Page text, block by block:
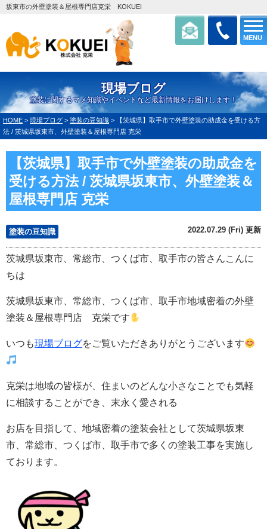
MENU
坂東市の外壁塗装＆屋根専門店克栄 KOKUEI
現場ブログ
塗装に関するマメ知識やイベントなど最新情報をお届けします！
HOME > 現場ブログ > 塗装の豆知識 >
【茨城県】取手市で外壁塗装の助成金を受ける方
法 / 茨城県坂東市、外壁塗装＆屋根専門店 克栄
【茨城県】取手市で外壁塗装の助成金を
受ける方法 / 茨城県坂東市、外壁塗装＆
屋根専門店 克栄
塗装の豆知識 2022.07.29 (Fri) 更新
茨城県坂東市、常総市、つくば市、取手市の皆さんこんに
ちは
茨城県坂東市、常総市、つくば市、取手市地域密着の外壁
塗装＆屋根専門店 克栄です
いつも現場ブログをご覧いただきありがとうございます
克栄は地域の皆様が、住まいのどんな小さなことでも気軽
に相談することができ、末永く愛される
お店を目指して、地域密着の塗装会社として茨城県坂東
市、常総市、つくば市、取手市で多くの塗装工事を実施し
ております。